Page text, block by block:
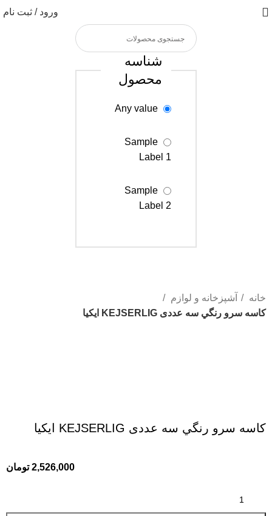
ورود / ثبت نام
شناسه
محصول
Sample
Label 1
Sample
Label 2
خانه
آشپزخانه و لوازم
كاسه سرو رنگي سه عددی KEJSERLIG ايكيا
كاسه سرو رنگي سه عددی KEJSERLIG ايكيا
2,526,000 تومان